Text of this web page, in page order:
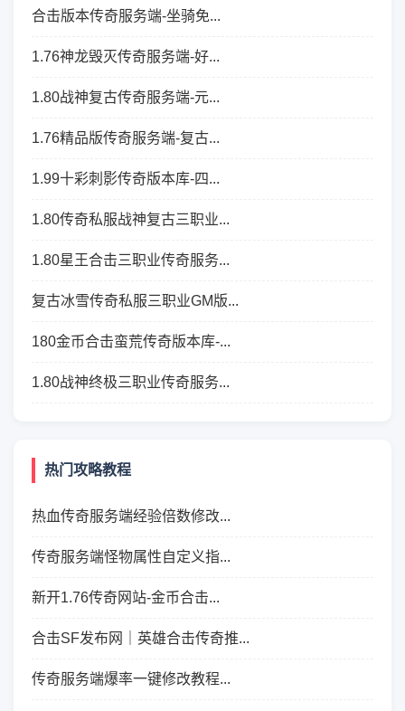
合击版本传奇服务端-坐骑免...
1.76神龙毁灭传奇服务端-好...
1.80战神复古传奇服务端-元...
1.76精品版传奇服务端-复古...
1.99十彩刺影传奇版本库-四...
1.80传奇私服战神复古三职业...
1.80星王合击三职业传奇服务...
复古冰雪传奇私服三职业GM版...
180金币合击蛮荒传奇版本库-...
1.80战神终极三职业传奇服务...
热门攻略教程
热血传奇服务端经验倍数修改...
传奇服务端怪物属性自定义指...
新开1.76传奇网站-金币合击...
合击SF发布网｜英雄合击传奇推...
传奇服务端爆率一键修改教程...